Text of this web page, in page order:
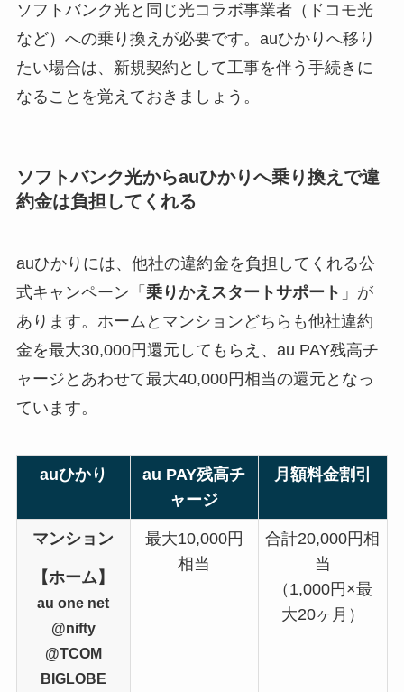
ソフトバンク光と同じ光コラボ事業者（ドコモ光
など）への乗り換えが必要です。auひかりへ移り
たい場合は、新規契約として工事を伴う手続きに
なることを覚えておきましょう。
ソフトバンク光からauひかりへ乗り換えで違
約金は負担してくれる
auひかりには、他社の違約金を負担してくれる公
式キャンペーン「 乗りかえスタートサポート 」が
あります。ホームとマンションどちらも他社違約
金を最大30,000円還元してもらえ、au PAY残高チ
ャージとあわせて最大40,000円相当の還元となっ
ています。
auひかり
au PAY残高チ
ャージ
月額料金割引
マンション
最大10,000円
相当
合計20,000円相
当
（1,000円×最
大20ヶ月）
【ホーム】
au one net
@nifty
@TCOM
BIGLOBE